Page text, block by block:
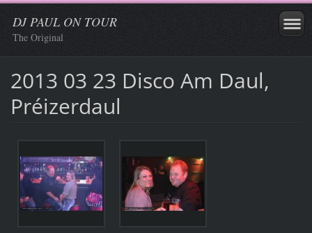
DJ PAUL ON TOUR
The Original
2013 03 23 Disco Am Daul,
Préizerdaul